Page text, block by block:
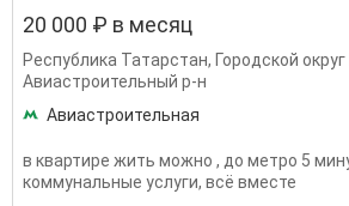
20 000 ₽ в месяц
Республика Татарстан, Городской
Авиастроительный р-н
Авиастроительная
в квартире жить можно , до метро 5
коммунальные услуги, всё вместе